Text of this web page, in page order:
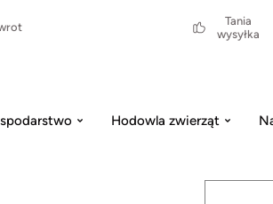
Tania
wysyłka
Hodowla zwierząt